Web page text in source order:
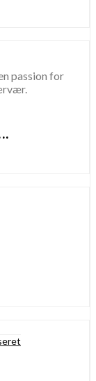
passion for